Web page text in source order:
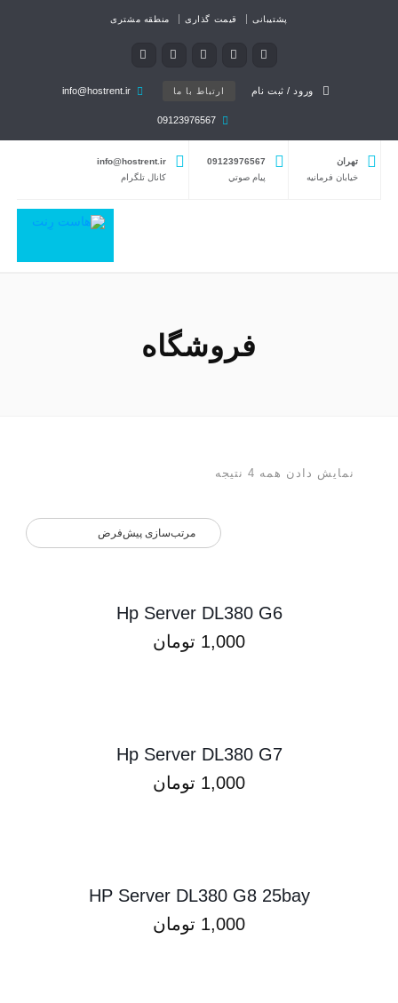
پشتیبانی قیمت گذاری منطقه مشتری
ورود / ثبت نام ارتباط با ما info@hostrent.ir
09123976567
تهران
خیابان فرمانيه
09123976567
پيام صوتي
info@hostrent.ir
كانال تلگرام
فروشگاه
نمایش دادن همه 4 نتیجه
Hp Server DL380 G6
1,000 تومان
Hp Server DL380 G7
1,000 تومان
HP Server DL380 G8 25bay
1,000 تومان